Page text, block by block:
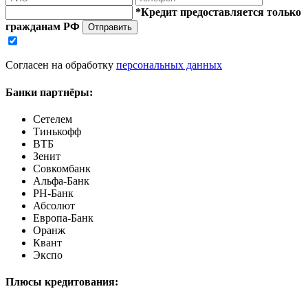
*Кредит предоставляется только
гражданам РФ
Отправить
Согласен на обработку персональных данных
Банки партнёры:
Сетелем
Тинькофф
ВТБ
Зенит
Совкомбанк
Альфа-Банк
РН-Банк
Абсолют
Европа-Банк
Оранж
Квант
Экспо
Плюсы кредитования: